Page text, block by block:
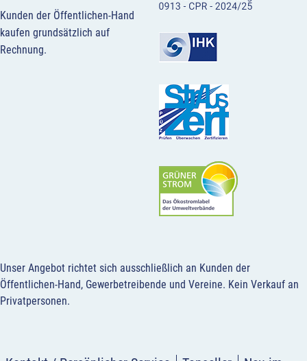
Kunden der Öffentlichen-Hand
kaufen grundsätzlich auf
Rechnung.
Unser Angebot richtet sich ausschließlich an Kunden der
Öffentlichen-Hand, Gewerbetreibende und Vereine. Kein Verkauf an
Privatpersonen.